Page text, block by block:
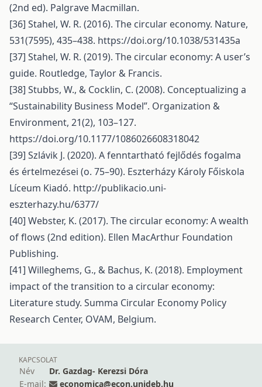
(2nd ed). Palgrave Macmillan.
[36] Stahel, W. R. (2016). The circular economy. Nature,
531(7595), 435–438. https://doi.org/10.1038/531435a
[37] Stahel, W. R. (2019). The circular economy: A user’s
guide. Routledge, Taylor & Francis.
[38] Stubbs, W., & Cocklin, C. (2008). Conceptualizing a
“Sustainability Business Model”. Organization &
Environment, 21(2), 103–127.
https://doi.org/10.1177/1086026608318042
[39] Szlávik J. (2020). A fenntartható fejlődés fogalma
és értelmezései (o. 75–90). Eszterházy Károly Főiskola
Líceum Kiadó. http://publikacio.uni-
eszterhazy.hu/6377/
[40] Webster, K. (2017). The circular economy: A wealth
of flows (2nd edition). Ellen MacArthur Foundation
Publishing.
[41] Willeghems, G., & Bachus, K. (2018). Employment
impact of the transition to a circular economy:
Literature study. Summa Circular Economy Policy
Research Center, OVAM, Belgium.
KAPCSOLAT
Név
Dr. Gazdag- Kerezsi Dóra
E-mail:
economica@econ.unideb.hu